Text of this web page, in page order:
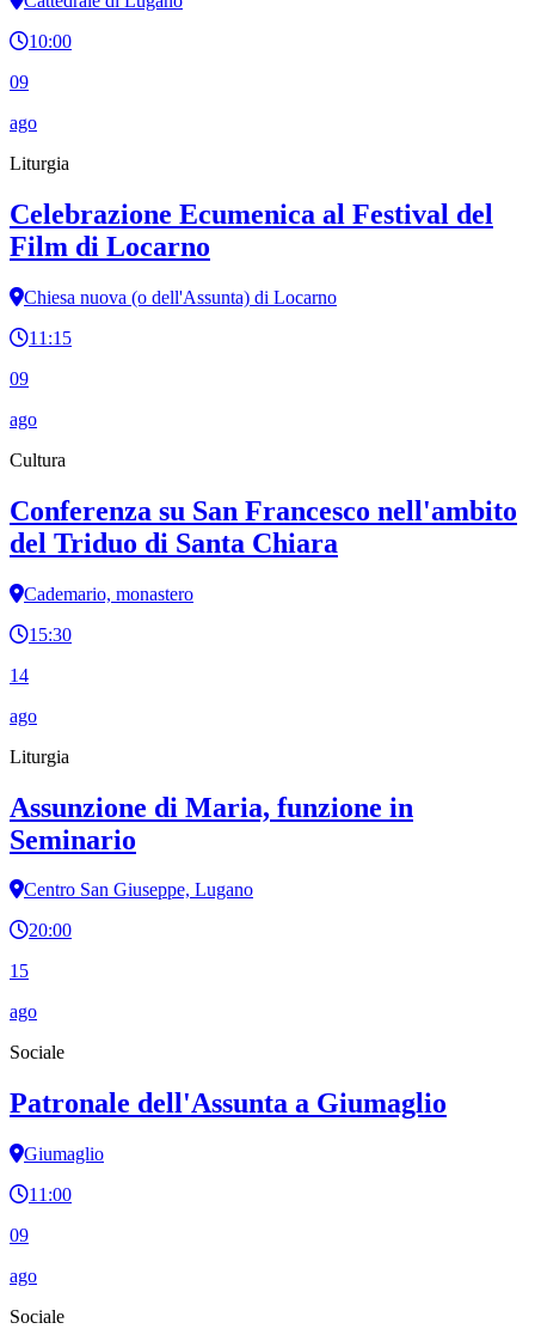
10:00
09
ago
Liturgia
Celebrazione Ecumenica al Festival del
Film di Locarno
Chiesa nuova (o dell'Assunta) di Locarno
11:15
09
ago
Cultura
Conferenza su San Francesco nell'ambito
del Triduo di Santa Chiara
Cademario, monastero
15:30
14
ago
Liturgia
Assunzione di Maria, funzione in
Seminario
Centro San Giuseppe, Lugano
20:00
15
ago
Sociale
Patronale dell'Assunta a Giumaglio
Giumaglio
11:00
09
ago
Sociale